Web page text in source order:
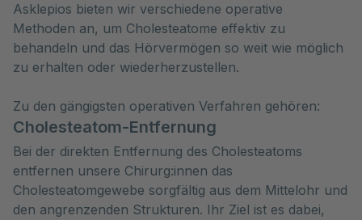
Asklepios bieten wir verschiedene operative
Methoden an, um Cholesteatome effektiv zu
behandeln und das Hörvermögen so weit wie möglich
zu erhalten oder wiederherzustellen.
Zu den gängigsten operativen Verfahren gehören:
Cholesteatom-Entfernung
Bei der direkten Entfernung des Cholesteatoms
entfernen unsere Chirurg:innen das
Cholesteatomgewebe sorgfältig aus dem Mittelohr und
den angrenzenden Strukturen. Ihr Ziel ist es dabei,